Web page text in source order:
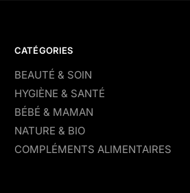
CATÉGORIES
BEAUTÉ & SOIN
HYGIÈNE & SANTÉ
BÉBÉ & MAMAN
NATURE & BIO
COMPLÉMENTS ALIMENTAIRES